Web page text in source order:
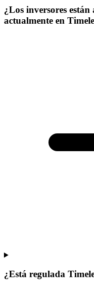
¿Los inversores
actualmente en
¿Está regulada